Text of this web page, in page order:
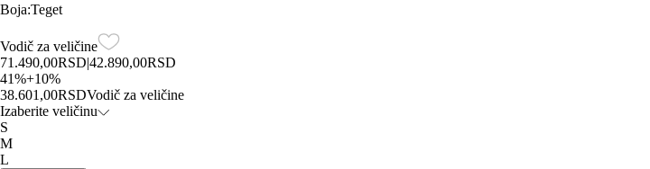
Boja:Teget
Vodič za veličine
71.490,00RSD|42.890,00RSD
41%+10%
38.601,00RSDVodič za veličine
Izaberite veličinu
S
M
L